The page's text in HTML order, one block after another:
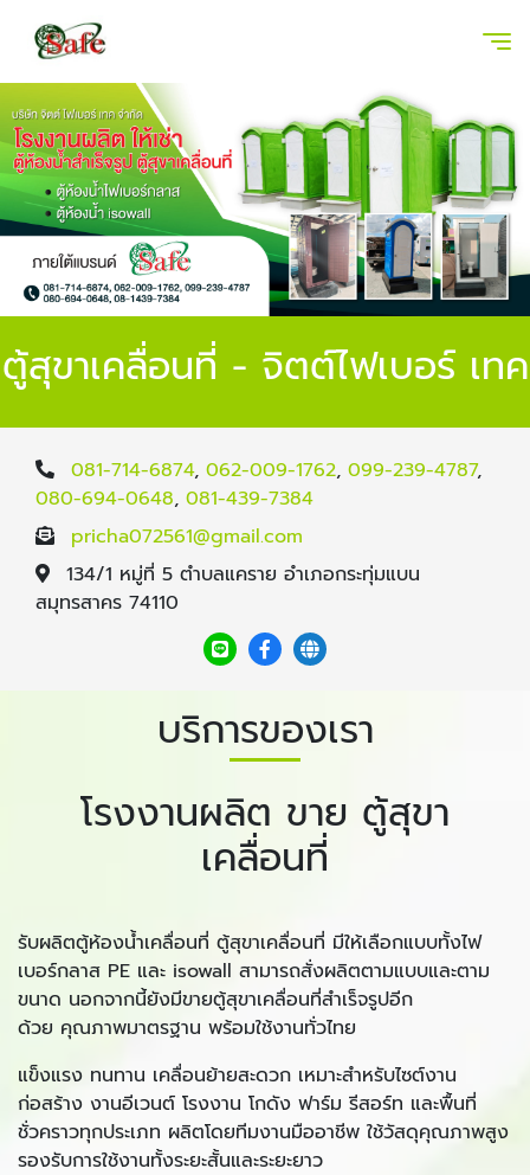
ตู้สุขาเคลื่อนที่ - จิตต์ไฟเบอร์ เทค
081-714-6874, 062-009-1762, 099-239-4787,
080-694-0648, 081-439-7384
pricha072561@gmail.com
134/1 หมู่ที่ 5 ตำบลแคราย อำเภอกระทุ่มแบน
สมุทรสาคร 74110
บริการของเรา
โรงงานผลิต ขาย ตู้สุขา
เคลื่อนที่
รับผลิตตู้ห้องน้ำเคลื่อนที่ ตู้สุขาเคลื่อนที่ มีให้เลือกแบบทั้งไฟ
เบอร์กลาส PE และ isowall สามารถสั่งผลิตตามแบบและตาม
ขนาด นอกจากนี้ยังมีขายตู้สุขาเคลื่อนที่สำเร็จรูปอีก
ด้วย คุณภาพมาตรฐาน พร้อมใช้งานทั่วไทย
แข็งแรง ทนทาน เคลื่อนย้ายสะดวก เหมาะสำหรับไซต์งาน
ก่อสร้าง งานอีเวนต์ โรงงาน โกดัง ฟาร์ม รีสอร์ท และพื้นที่
ชั่วคราวทุกประเภท ผลิตโดยทีมงานมืออาชีพ ใช้วัสดุคุณภาพสูง
รองรับการใช้งานทั้งระยะสั้นและระยะยาว